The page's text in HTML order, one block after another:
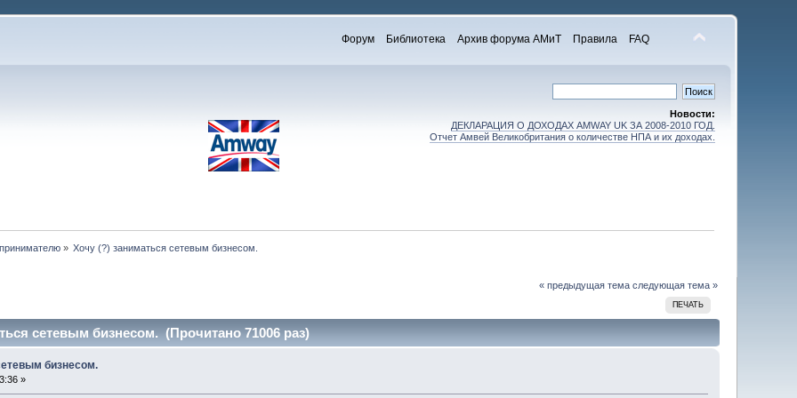
Форум Библиотека Архив форума АМиТ Правила FAQ
Новости:
ДЕКЛАРАЦИЯ О ДОХОДАХ AMWAY UK ЗА 2008-2010 ГОД.
Отчет Амвей Великобритания о количестве НПА и их доходах.
» Хочу (?) заниматься сетевым бизнесом.
« предыдущая тема следующая тема »
ПЕЧАТЬ
сетевым бизнесом. (Прочитано 71006 раз)
бизнесом.
»